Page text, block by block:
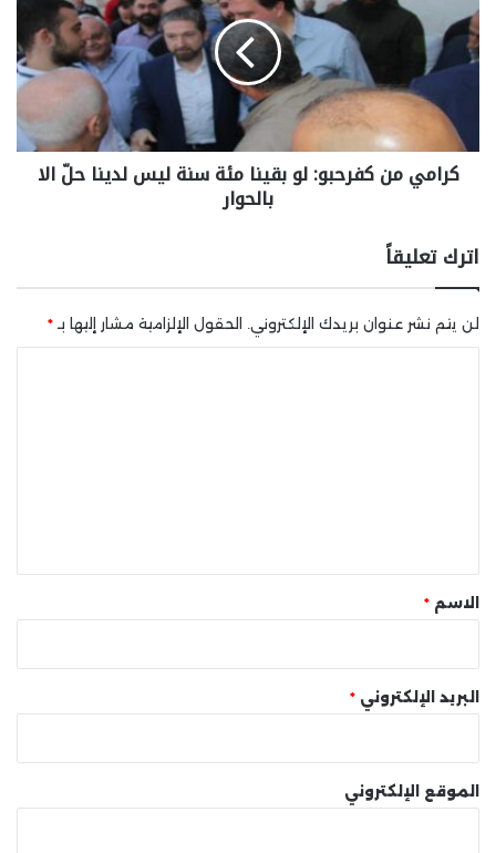
كرامي من كفرحبو: لو بقينا مئة سنة ليس لدينا حلّ الا
بالحوار
اترك تعليقاً
لن يتم نشر عنوان بريدك الإلكتروني. الحقول الإلزامية مشار إليها بـ *
* الاسم *
البريد الإلكتروني *
الموقع الإلكتروني